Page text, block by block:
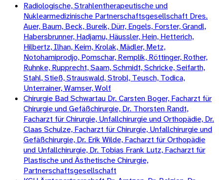
Radiologische, Strahlentherapeutische und
Nuklearmedizinische Partnerschaftsgesellschaft Dres.
Auer, Baum, Beck, Bureik, Dürr, Engels, Forster, Grandl,
Habersbrunner, Hadjamu, Häussler, Hein, Hetterich,
Hilbertz, Ilhan, Keim, Krolak, Mädler, Metz,
Notohamiprodjo, Pomschar, Remplik, Röttinger, Rother,
Ruhnke, Rupprecht, Saam, Schmidt, Schricke, Seifarth,
Stahl, Stieß, Strauswald, Strobl, Teusch, Todica,
Unterrainer, Wamser, Wolf
Chirurgie Bad Schwartau Dr. Carsten Boger, Facharzt für
Chirurgie und Gefäßchirurgie, Dr. Thorsten Randt,
Facharzt für Chirurgie, Unfallchirurgie und Orthopädie, Dr.
Claas Schulze, Facharzt für Chirurgie, Unfallchirurgie und
Gefäßchirurgie, Dr. Erik Wilde, Facharzt für Orthopädie
und Unfallchirurgie, Dr. Tobias Frank Lutz, Facharzt für
Plastische und Ästhetische Chirurgie,
Partnerschaftsgesellschaft